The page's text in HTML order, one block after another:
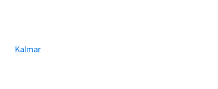
Kalmar